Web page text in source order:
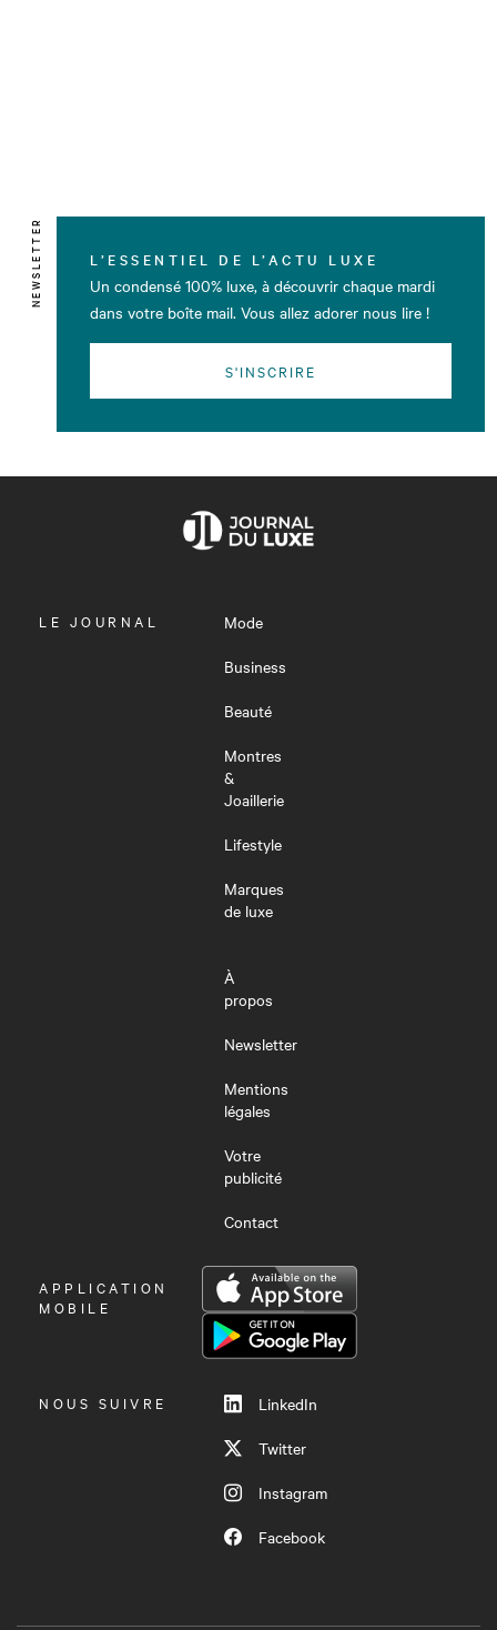
NEWSLETTER L’ESSENTIEL DE L’ACTU LUXE
Un condensé 100% luxe, à découvrir chaque mardi
dans votre boîte mail. Vous allez adorer nous lire !
S'INSCRIRE
OUVRIR
LE JOURNAL
Mode
Business
Beauté
Montres
&
Joaillerie
Lifestyle
Marques
de luxe
À
propos
Newsletter
Mentions
légales
Votre
publicité
Contact
OUVRIR
LE
APPLICATION
MOBILE
NOUS SUIVRE
LinkedIn
Twitter
Instagram
Facebook